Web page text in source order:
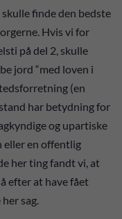
finde den bedste
Hvis vi for
på del 2, skulle
jord “med loven i
(en
har betydning for
og upartiske
eller en offentlig
her ting fandt vi, at
efter at have fået
sag.